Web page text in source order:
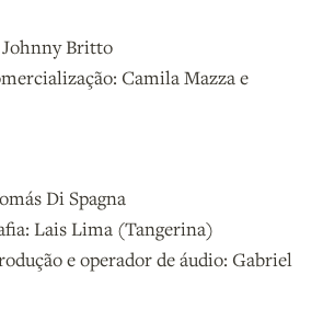
Britto
Camila Mazza e
Di Spagna
Lais Lima (Tangerina)
e operador de áudio: Gabriel